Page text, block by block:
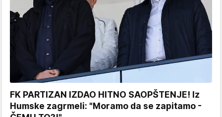
FK PARTIZAN IZDAO HITNO SAOPŠTENJE! Iz
Humske zagrmeli: "Moramo da se zapitamo -